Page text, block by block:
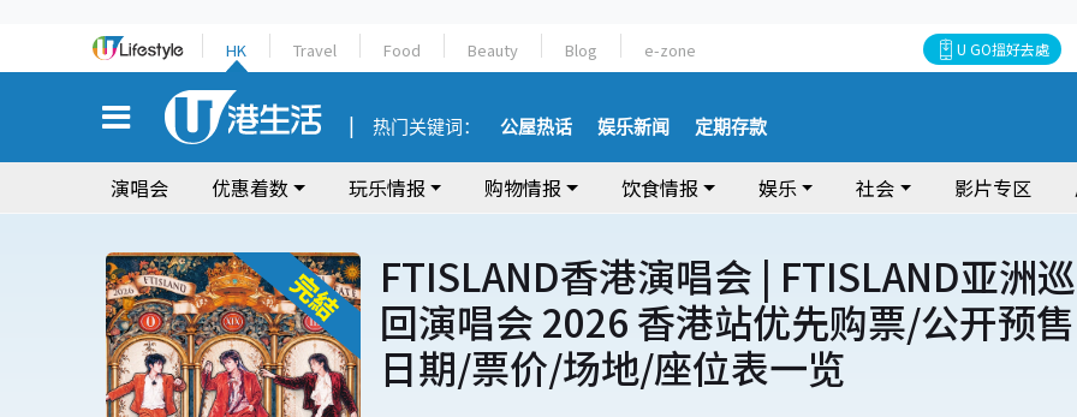
HK Travel Food Beauty Blog e-zone U GO搵好去處
热门关键词： 公屋热话 娱乐新闻 定期存款
演唱会 优惠着数 玩乐情报 购物情报 饮食情报 娱乐 社会 影片专区
FTISLAND香港演唱会 | FTISLAND亚洲巡
回演唱会 2026 香港站优先购票/公开预售
日期/票价/场地/座位表一览